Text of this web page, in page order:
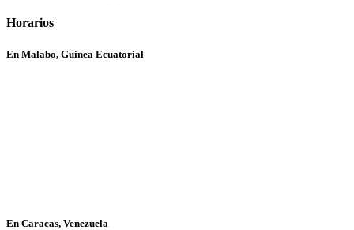
Horarios
En Malabo, Guinea Ecuatorial
En Caracas, Venezuela